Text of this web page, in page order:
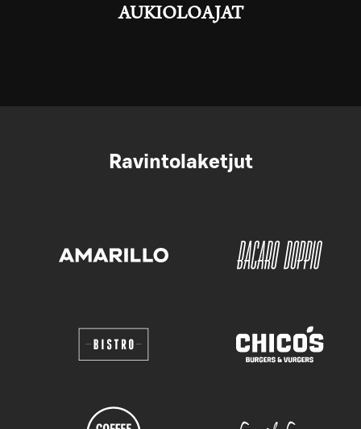
AUKIOLOAJAT
Ravintolaketjut